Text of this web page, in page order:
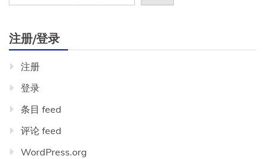
注册/登录
注册
登录
条目 feed
评论 feed
WordPress.org